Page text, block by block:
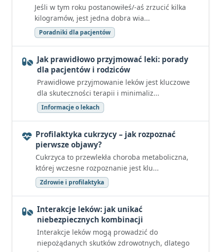
Jeśli w tym roku postanowiłeś/-aś zrzucić kilka
kilogramów, jest jedna dobra wia...
Poradniki dla pacjentów
Jak prawidłowo przyjmować leki: porady
dla pacjentów i rodziców
Prawidłowe przyjmowanie leków jest kluczowe
dla skuteczności terapii i minimaliz...
Informacje o lekach
Profilaktyka cukrzycy – jak rozpoznać
pierwsze objawy?
Cukrzyca to przewlekła choroba metaboliczna,
której wczesne rozpoznanie jest klu...
Zdrowie i profilaktyka
Interakcje leków: jak unikać
niebezpiecznych kombinacji
Interakcje leków mogą prowadzić do
niepożądanych skutków zdrowotnych, dlatego